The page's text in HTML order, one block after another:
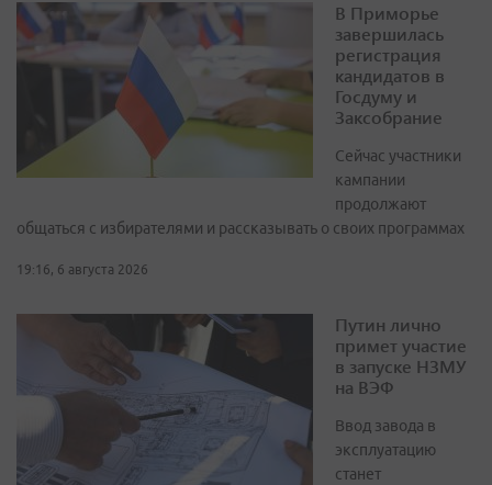
В Приморье
завершилась
регистрация
кандидатов в
Госдуму и
Заксобрание
Сейчас участники
кампании
продолжают
общаться с избирателями и рассказывать о своих программах
19:16, 6 августа 2026
Путин лично
примет участие
в запуске НЗМУ
на ВЭФ
Ввод завода в
эксплуатацию
станет